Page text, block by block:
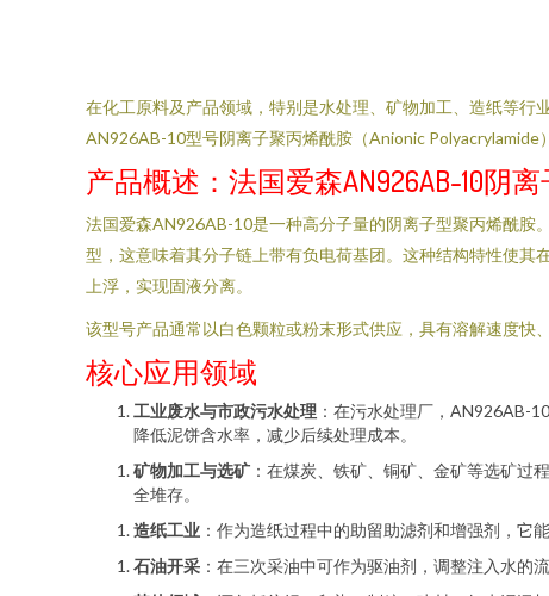
在化工原料及产品领域，特别是水处理、矿物加工、造纸等行
AN926AB-10型号阴离子聚丙烯酰胺（Anionic
产品概述：法国爱森AN926AB-10阴
法国爱森AN926AB-10是一种高分子量的阴离子型聚丙烯酰胺
型，这意味着其分子链上带有负电荷基团。这种结构特性使
上浮，实现固液分离。
该型号产品通常以白色颗粒或粉末形式供应，具有溶解速度快
核心应用领域
工业废水与市政污水处理 ：在污水处理厂，AN926AB-
降低泥饼含水率，减少后续处理成本。
矿物加工与选矿 ：在煤炭、铁矿、铜矿、金矿等选矿过
全堆存。
造纸工业 ：作为造纸过程中的助留助滤剂和增强剂，它
石油开采 ：在三次采油中可作为驱油剂，调整注入水的